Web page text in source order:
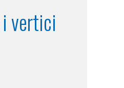
vertici